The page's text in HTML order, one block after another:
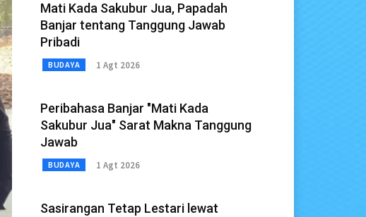
Mati Kada Sakubur Jua, Papadah
Banjar tentang Tanggung Jawab
Pribadi
BUDAYA 1 Agt 2026
Peribahasa Banjar "Mati Kada
Sakubur Jua" Sarat Makna Tanggung
Jawab
BUDAYA 1 Agt 2026
Sasirangan Tetap Lestari lewat